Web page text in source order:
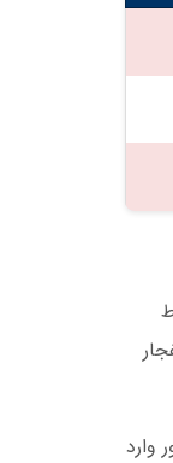
شرط
را در هر دور وارد